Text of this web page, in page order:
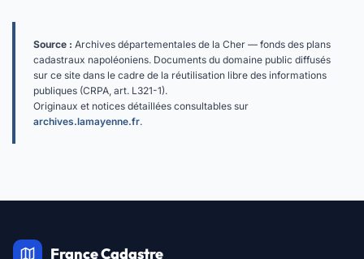
Source : Archives départementales de la Cher — fonds des plans
cadastraux napoléoniens. Documents du domaine public diffusés
sur ce site dans le cadre de la réutilisation libre des informations
publiques (CRPA, art. L321-1).
Originaux et notices détaillées consultables sur
archives.lamayenne.fr.
France Cadastre